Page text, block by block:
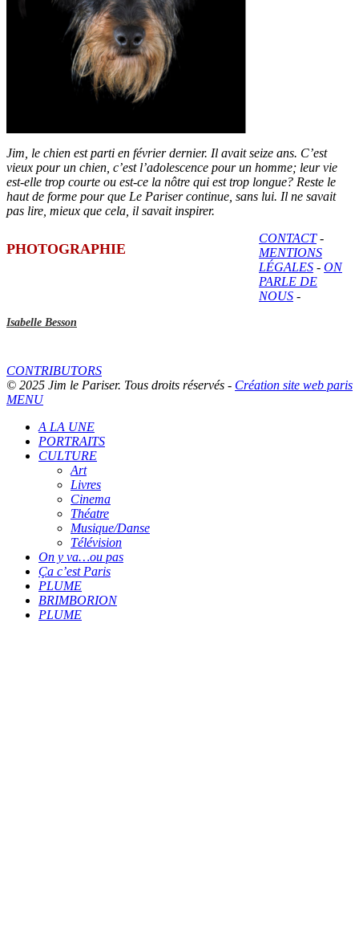
Jim, le chien est parti en février dernier. Il avait seize ans. C’est
vieux pour un chien, c’est l’adolescence pour un homme; leur vie
est-elle trop courte ou est-ce la nôtre qui est trop longue? Reste le
haut de forme pour que Le Pariser continue, sans lui. Il ne savait
pas lire, mieux que cela, il savait inspirer.
PHOTOGRAPHIE
Isabelle Besson
CONTACT-
MENTIONS
LÉGALES - ON
PARLE DE
NOUS -
CONTRIBUTORS
© 2025 Jim le Pariser. Tous droits réservés - Création site web paris
MENU
A LA UNE
PORTRAITS
CULTURE
Art
Livres
Cinema
Théatre
Musique/Danse
Télévision
On y va…ou pas
Ça c’est Paris
PLUME
BRIMBORION
PLUME